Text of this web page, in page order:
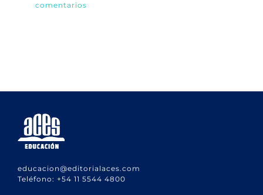
comentarios
educacion@editorialaces.com
Teléfono: +54 11 5544 4800